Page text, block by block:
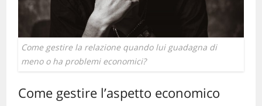
Come gestire la relazione quando lui guadagna di
meno o ha problemi economici?
Come gestire l’aspetto economico